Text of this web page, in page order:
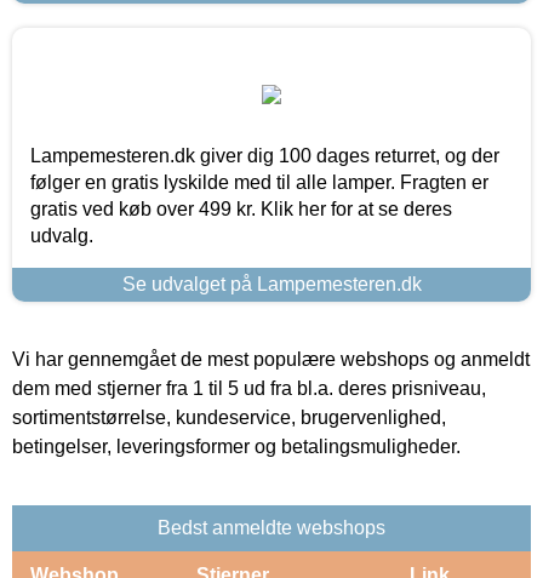
Lampemesteren.dk giver dig 100 dages returret, og der
følger en gratis lyskilde med til alle lamper. Fragten er
gratis ved køb over 499 kr. Klik her for at se deres
udvalg.
Se udvalget på Lampemesteren.dk
Vi har gennemgået de mest populære webshops og anmeldt
dem med stjerner fra 1 til 5 ud fra bl.a. deres prisniveau,
sortimentstørrelse, kundeservice, brugervenlighed,
betingelser, leveringsformer og betalingsmuligheder.
Bedst anmeldte webshops